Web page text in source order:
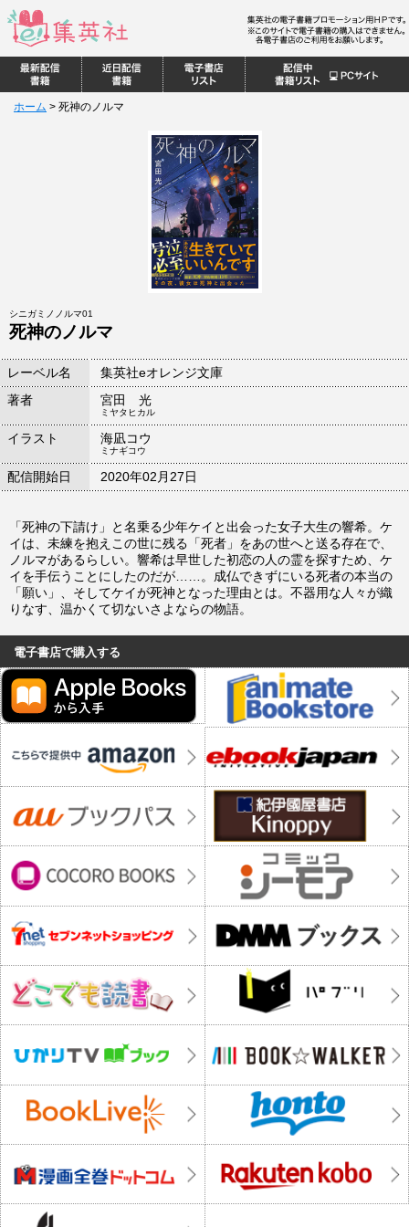
ホーム > 死神のノルマ
シニガミノノルマ01
死神のノルマ
レーベル名
集英社eオレンジ文庫
著者
宮田 光
ミヤタヒカル
イラスト 海凪コウ
ミナギコウ
配信開始日 2020年02月27日
「死神の下請け」と名乗る少年ケイと出会った女子大生の響希。ケ
イは、未練を抱えこの世に残る「死者」をあの世へと送る存在で、
ノルマがあるらしい。響希は早世した初恋の人の霊を探すため、ケ
イを手伝うことにしたのだが……。成仏できずにいる死者の本当の
「願い」、そしてケイが死神となった理由とは。不器用な人々が織
りなす、温かくて切ないさよならの物語。
電子書店で購入する